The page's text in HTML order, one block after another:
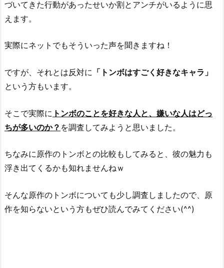
づいてきた行動があったせいか割とアンチがいるように思
えます。
実際にネットでもそういった声を聞きますね！
ですが、それとは反対に 「トンボはすごく好きなキャラ」
という方もいます。
そこで実際に トンボのことを好きな人と、嫌いな人はどっ
ちが多いのか？ を調査してみようと思いました。
ちなみに原作のトンボとの比較もしてみると、彼の魅力も
浮き出てくるかも知れませんねｗ
そんな原作のトンボについても少し調査しましたので、原
作を知らないという方もぜひ読んでみてください(^^)